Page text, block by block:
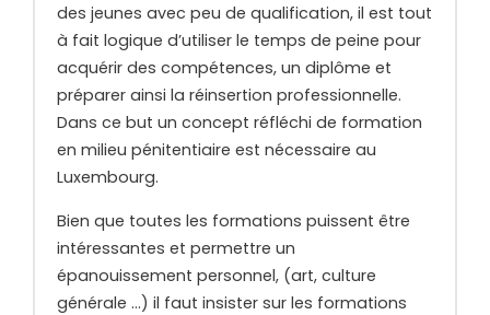
des jeunes avec peu de qualification, il est tout
à fait logique d’utiliser le temps de peine pour
acquérir des compétences, un diplôme et
préparer ainsi la réinsertion professionnelle.
Dans ce but un concept réfléchi de formation
en milieu pénitentiaire est nécessaire au
Luxembourg.
Bien que toutes les formations puissent être
intéressantes et permettre un
épanouissement personnel, (art, culture
générale …) il faut insister sur les formations